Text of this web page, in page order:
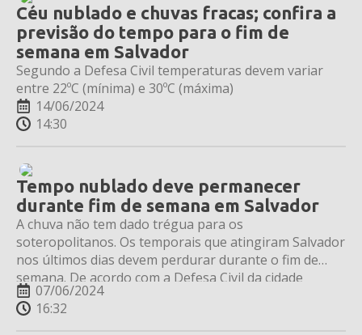
Céu nublado e chuvas fracas; confira a
previsão do tempo para o fim de
semana em Salvador
Segundo a Defesa Civil temperaturas devem variar
entre 22ºC (mínima) e 30ºC (máxima)
14/06/2024
14:30
Tempo nublado deve permanecer
durante fim de semana em Salvador
A chuva não tem dado trégua para os
soteropolitanos. Os temporais que atingiram Salvador
nos últimos dias devem perdurar durante o fim de
semana. De acordo com a Defesa Civil da cidade
(Codesal), o tempo deve permanecer nublado até o
domingo (9). A temperatura deve variar entre 23ºC
07/06/2024
16:32